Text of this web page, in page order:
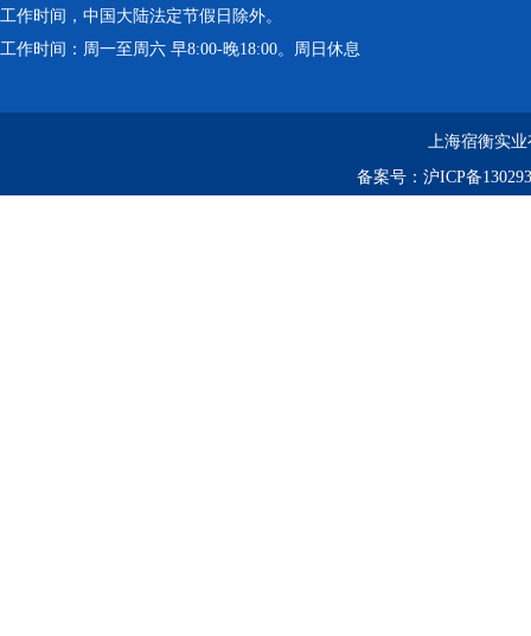
工作时间，中国大陆法定节假日除外。
工作时间：周一至周六 早8:00-晚18:00。周日休息
上海宿衡实
备案号： 沪ICP备